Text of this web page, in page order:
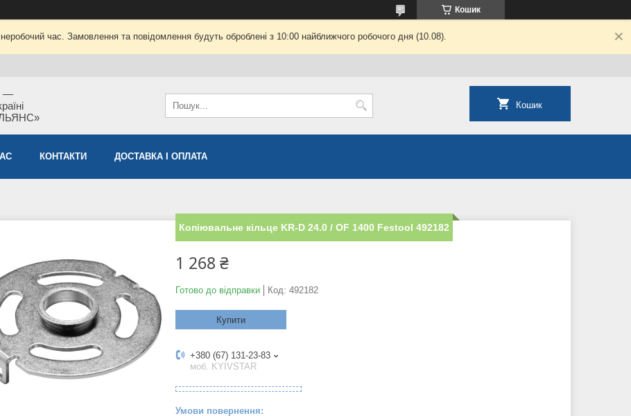
Кошик
неробочий час. Замовлення та повідомлення будуть оброблені з 10:00 найближчого робочого дня (10.08).
—
Кошик
КОНТАКТИ ДОСТАВКА І ОПЛАТА
Копіювальне кільце KR-D 24.0 / OF 1400 Festool 492182
1 268 ₴
Готово до відправки Код: 492182
Купити
+380 (67) 131-23-83
моб. KYIVSTAR